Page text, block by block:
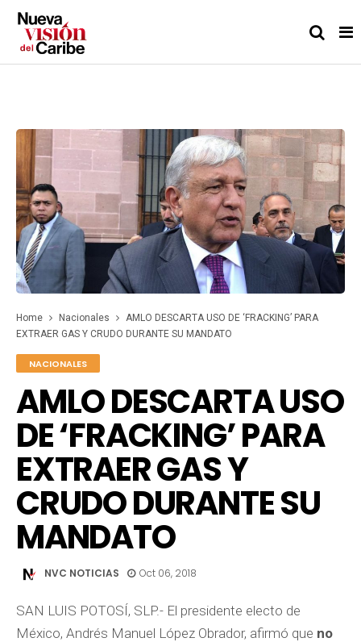
Home Nacionales
AMLO DESCARTA USO DE ‘FRACKING’ PARA
EXTRAER GAS Y CRUDO DURANTE SU MANDATO
NACIONALES
AMLO DESCARTA USO
DE ‘FRACKING’ PARA
EXTRAER GAS Y
CRUDO DURANTE SU
MANDATO
NVC NOTICIAS Oct 06, 2018
SAN LUIS POTOSÍ, SLP.- El presidente electo de
México, Andrés Manuel López Obrador, afirmó que no